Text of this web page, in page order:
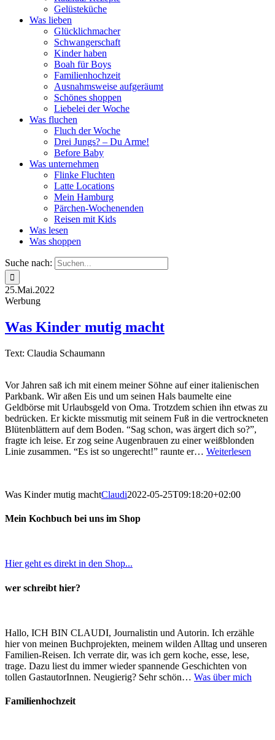
Gelüsteküche
Was lieben
Glücklichmacher
Schwangerschaft
Kinder haben
Boah für Boys
Familienhochzeit
Ausnahmsweise aufgeräumt
Schönes shoppen
Liebelei der Woche
Was fluchen
Fluch der Woche
Drei Jungs? – Du Arme!
Before Baby
Was unternehmen
Flinke Fluchten
Latte Locations
Mein Hamburg
Pärchen-Wochenenden
Reisen mit Kids
Was lesen
Was shoppen
Suche nach:
25.Mai.2022
Werbung
Was Kinder mutig macht
Text: Claudia Schaumann
Vor Jahren saß ich mit einem meiner Söhne auf einer italienischen
Parkbank. Wir aßen Eis und um seinen Hals baumelte eine
Geldbörse mit Urlaubsgeld von Oma. Trotzdem schien ihn etwas zu
bedrücken. Er kickte missmutig mit seinem Fuß in die vertrockneten
Blütenblättern auf dem Boden. “Sag schon, was ärgert dich so?”,
fragte ich leise. Er zog seine Augenbrauen zu einer weißblonden
Linie zusammen. “Es ist so ungerecht!” raunte er… Weiterlesen
Was Kinder mutig machtClaudi2022-05-25T09:18:20+02:00
Mein Kochbuch bei uns im Shop
Hier geht es direkt in den Shop...
wer schreibt hier?
Hallo, ICH BIN CLAUDI, Journalistin und Autorin. Ich erzähle
hier von meinen Buchprojekten, meinem wilden Alltag und unseren
Familien-Reisen. Ich verrate dir, was ich gern koche, esse, lese,
trage. Dazu liest du immer wieder spannende Geschichten von
tollen GastautorInnen. Neugierig? Sehr schön… Was über mich
Familienhochzeit